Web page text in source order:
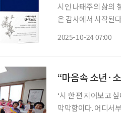
시인 나태주의 삶의
은 감사에서 시작된
2025-10-24 07:00
“마음속 소년·
‘시 한 편 지어보고
막막함이다. 어디서